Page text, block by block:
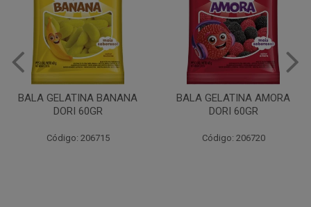
BALA GELATINA BANANA
DORI 60GR
Código: 206715
BALA GELATINA AMORA
DORI 60GR
Código: 206720